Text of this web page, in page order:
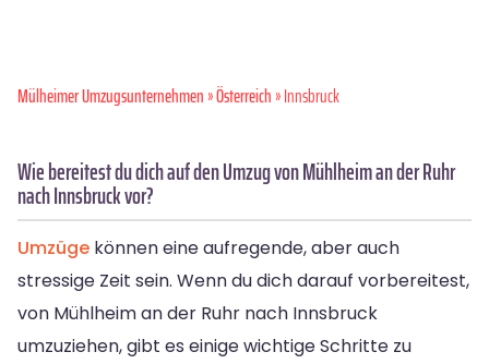
Mülheimer Umzugsunternehmen»Österreich» Innsbruck
Wie bereitest du dich auf den Umzug von Mühlheim an der Ruhr
nach Innsbruck vor?
Umzüge können eine aufregende, aber auch
stressige Zeit sein. Wenn du dich darauf vorbereitest,
von Mühlheim an der Ruhr nach Innsbruck
umzuziehen, gibt es einige wichtige Schritte zu